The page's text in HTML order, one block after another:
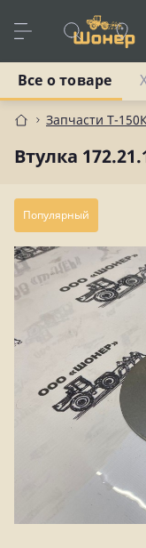
Запчасти Т-
Втулка
Все о товаре
Популярный